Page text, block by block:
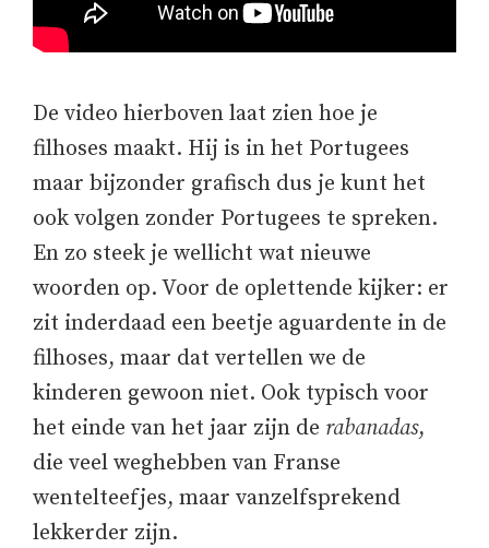
De video hierboven laat zien hoe je
filhoses maakt. Hij is in het Portugees
maar bijzonder grafisch dus je kunt het
ook volgen zonder Portugees te spreken.
En zo steek je wellicht wat nieuwe
woorden op. Voor de oplettende kijker: er
zit inderdaad een beetje aguardente in de
filhoses, maar dat vertellen we de
kinderen gewoon niet. Ook typisch voor
het einde van het jaar zijn de rabanadas,
die veel weghebben van Franse
wentelteefjes, maar vanzelfsprekend
lekkerder zijn.